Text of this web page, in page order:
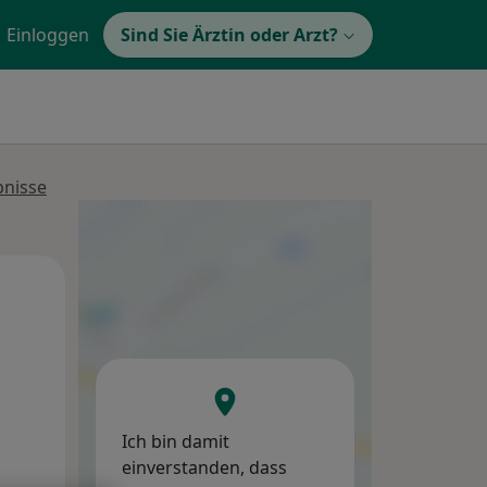
Einloggen Sind Sie Ärztin oder Arzt?
Ich bin damit
einverstanden, dass